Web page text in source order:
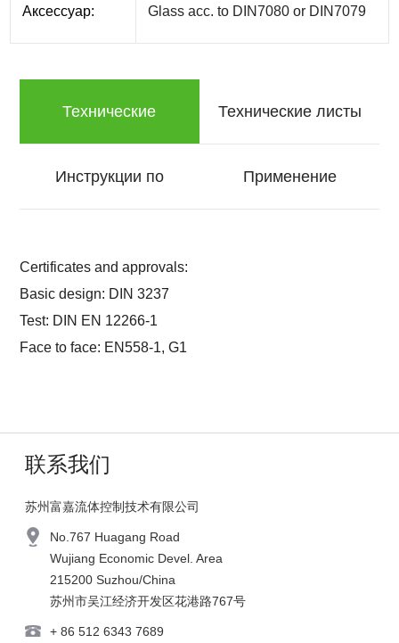
Аксессуар: Glass acc. to DIN7080 or DIN7079
Технические
характеристики
Технические листы
Инструкции по Применение
Certificates and approvals:
Basic design: DIN 3237
Test: DIN EN 12266-1
Face to face: EN558-1, G1
联系我们
苏州富嘉流体控制技术有限公司
No.767 Huagang Road
Wujiang Economic Devel. Area
215200 Suzhou/China
苏州市吴江经济开发区花港路767号
+ 86 512 6343 7689